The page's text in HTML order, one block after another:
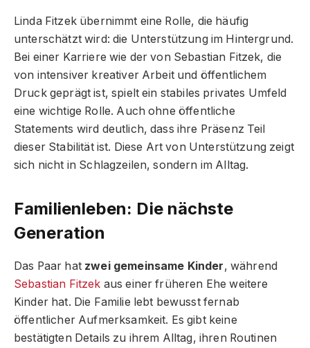
Linda Fitzek übernimmt eine Rolle, die häufig
unterschätzt wird: die Unterstützung im Hintergrund.
Bei einer Karriere wie der von Sebastian Fitzek, die
von intensiver kreativer Arbeit und öffentlichem
Druck geprägt ist, spielt ein stabiles privates Umfeld
eine wichtige Rolle. Auch ohne öffentliche
Statements wird deutlich, dass ihre Präsenz Teil
dieser Stabilität ist. Diese Art von Unterstützung zeigt
sich nicht in Schlagzeilen, sondern im Alltag.
Familienleben: Die nächste
Generation
Das Paar hat zwei gemeinsame Kinder, während
Sebastian Fitzek aus einer früheren Ehe weitere
Kinder hat. Die Familie lebt bewusst fernab
öffentlicher Aufmerksamkeit. Es gibt keine
bestätigten Details zu ihrem Alltag, ihren Routinen